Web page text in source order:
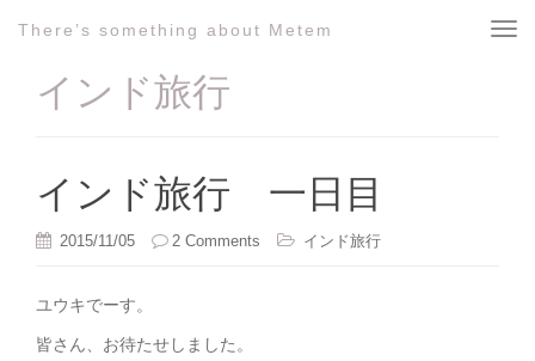
T
There’s something about Metem
インド旅行
インド旅行 一日目
2015/11/05 2 Comments インド旅行
ユウキでーす。
皆さん、お待たせしました。